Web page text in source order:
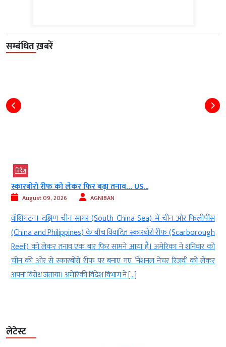
सम्बंधित ख़बरें
विदेश
स्कारबोरो रीफ को लेकर फिर बढ़ा तनाव… US...
August 09, 2026 AGNIBAN
वॉशिंगटन। दक्षिण चीन सागर (South China Sea) में चीन और फिलीपींस
(China and Philippines) के बीच विवादित स्कारबोरो रीफ (Scarborough
Reef) को लेकर तनाव एक बार फिर सामने आया है। अमेरिका ने शनिवार को
चीन की ओर से स्कारबोरो रीफ पर बनाए गए ‘नेशनल नेचर रिजर्व’ को लेकर
अपना विरोध जताया। अमेरिकी विदेश विभाग ने […]
लेटेस्ट